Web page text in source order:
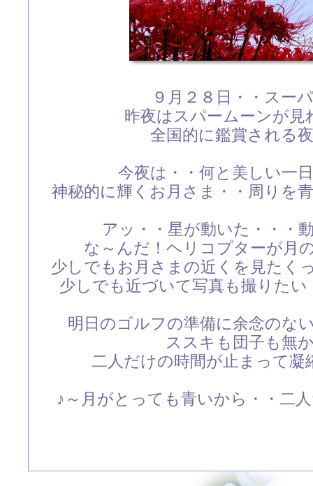
９月２８日・・スー
昨夜はスパームーンが見
全国的に鑑賞される
今夜は・・何と美しい一
神秘的に輝くお月さま・・周りを
アッ・・星が動いた・・・
な～んだ！ヘリコプターが月
少しでもお月さまの近くを見たく
少しでも近づいて写真も撮りた
明日のゴルフの準備に余念のな
ススキも団子も無
二人だけの時間が止まって
♪～月がとっても青いから・・二